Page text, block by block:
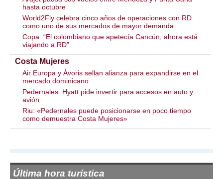
hasta octubre
World2Fly celebra cinco años de operaciones con RD
como uno de sus mercados de mayor demanda
Copa: “El colombiano que apetecía Cancún, ahora está
viajando a RD”
Costa Mujeres
Air Europa y Ávoris sellan alianza para expandirse en el
mercado dominicano
Pedernales: Hyatt pide invertir para accesos en auto y
avión
Riu: «Pedernales puede posicionarse en poco tiempo
como demuestra Costa Mujeres»
Última hora turística